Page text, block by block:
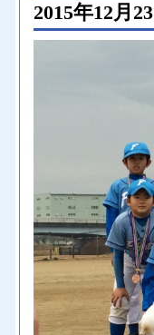
2015年12月